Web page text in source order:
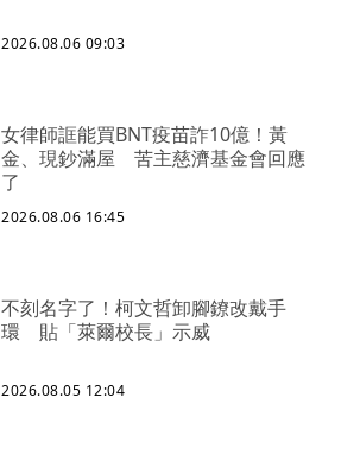
2026.08.06 09:03
女律師誆能買BNT疫苗詐10億！黃
金、現鈔滿屋 苦主慈濟基金會回應
了
2026.08.06 16:45
不刻名字了！柯文哲卸腳鐐改戴手
環 貼「萊爾校長」示威
2026.08.05 12:04